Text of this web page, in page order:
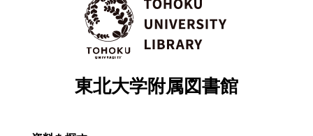
東北大学附属図書館